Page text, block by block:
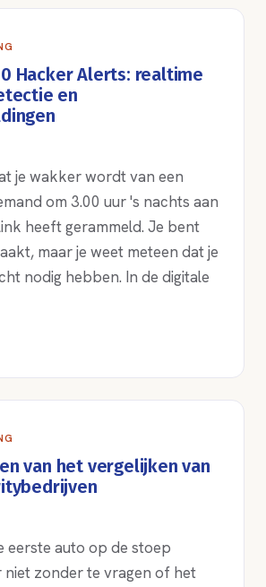
Hacker Alerts: realtime
en
je wakker wordt van een
om 3.00 uur 's nachts aan
heeft gerammeld. Je bent
maar je weet meteen dat je
nodig hebben. In de digitale
van het vergelijken van
eerste auto op de stoep
zonder te vragen of het